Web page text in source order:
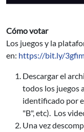
Cómo votar
Los juegos y la
en: https://bit.ly/
Descargar el
todos los juegos
identificado por
"B", etc). Los
Una vez